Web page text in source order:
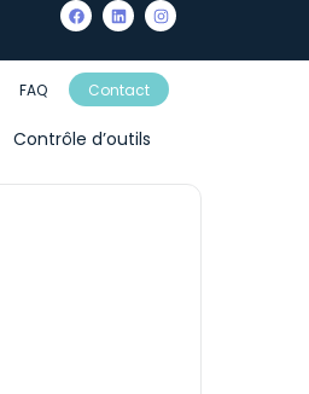
FAQ Contact
Contrôle d’outils